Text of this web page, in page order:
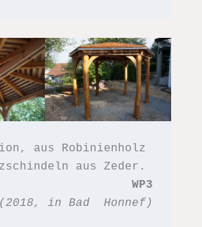
aus Robinienholz
WP3
(2018, in Bad  Honnef)